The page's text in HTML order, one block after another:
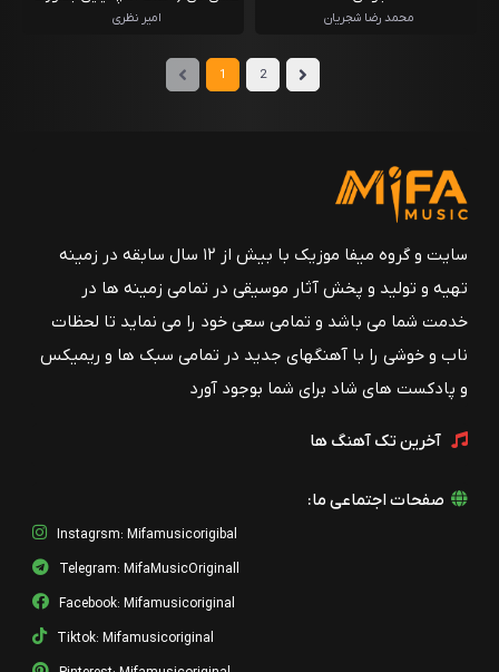
محمد رضا شجریان
صوتی و فلک )
امیر نظری
1 2
سایت و گروه میفا موزیک با بیش از ۱۲ سال سابقه در زمینه
تهیه و تولید و پخش آثار موسیقی در تمامی زمینه ها در
خدمت شما می باشد و تمامی سعی خود را می نماید تا لحظات
ناب و خوشی را با آهنگهای جدید در تمامی سبک ها و ریمیکس
و پادکست های شاد برای شما بوجود آورد
آخرین تک آهنگ ها
صفحات اجتماعی ما:
Instagrsm: Mifamusicorigibal
Telegram: MifaMusicOriginall
Facebook: Mifamusicoriginal
Tiktok: Mifamusicoriginal